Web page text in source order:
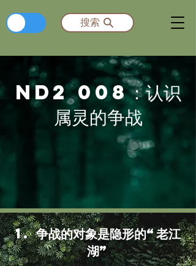
​繁 搜索
ND2 008：认识
属灵的争战
1. 争战的对象是隐形的“老江
湖”